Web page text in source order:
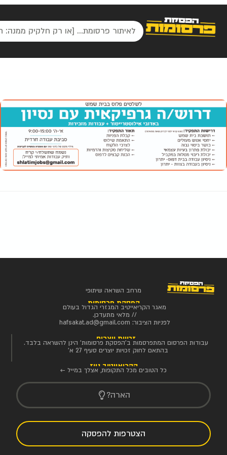
מרחב השראה שיתופי
הפסקת פרסומות
מאגר הקריאייטיב המגזרי הגדול בעולם
// מלאי מתעדכן.
לפניות הציבור: hafsakat.ad@gmail.com
זכויות יוצרים
עבודות הפרסום המתפרסמות ב'הפסקת פרסומות' הינן להשראה בלבד.
בהתאם לחוק זכויות יוצרים סעיף 27 א'
הקריאייטיב ניוז
כל הטובים מכל התקופות, אצלך במייל ←
הארה?
הצטרפות להפסקה